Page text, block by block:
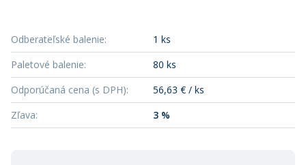
Odberateľské balenie:
1 ks
Paletové balenie:
80 ks
Odporúčaná cena (s DPH):
56,63 € / ks
Zľava: 3 %